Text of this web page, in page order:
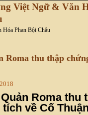
Việt Ngữ & Văn
Roma thu thập
Roma thu
tích về Cố Thuận